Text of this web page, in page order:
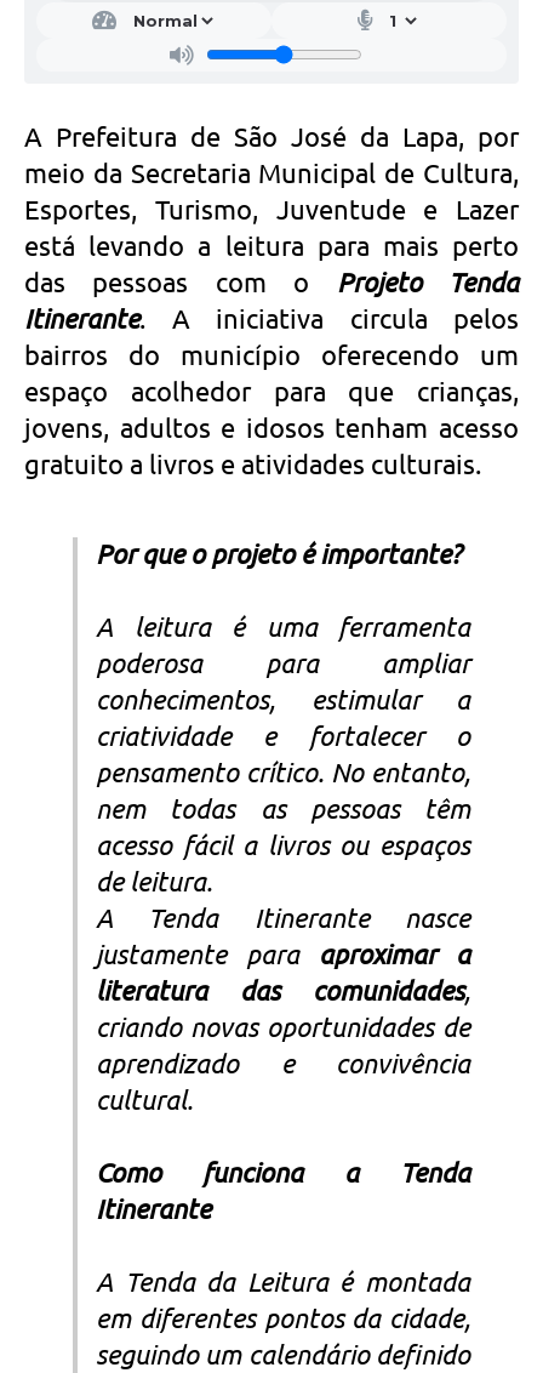
A Prefeitura de São José da Lapa, por
meio da Secretaria Municipal de Cultura,
Esportes, Turismo, Juventude e Lazer
está levando a leitura para mais perto
das pessoas com o Projeto Tenda
Itinerante. A iniciativa circula pelos
bairros do município oferecendo um
espaço acolhedor para que crianças,
jovens, adultos e idosos tenham acesso
gratuito a livros e atividades culturais.
Por que o projeto é importante?
A leitura é uma ferramenta
poderosa para ampliar
conhecimentos, estimular a
criatividade e fortalecer o
pensamento crítico. No entanto,
nem todas as pessoas têm
acesso fácil a livros ou espaços
de leitura.
A Tenda Itinerante nasce
justamente para aproximar a
literatura das comunidades,
criando novas oportunidades de
aprendizado e convivência
cultural.
Como funciona a Tenda
Itinerante
A Tenda da Leitura é montada
em diferentes pontos da cidade,
seguindo um calendário definido